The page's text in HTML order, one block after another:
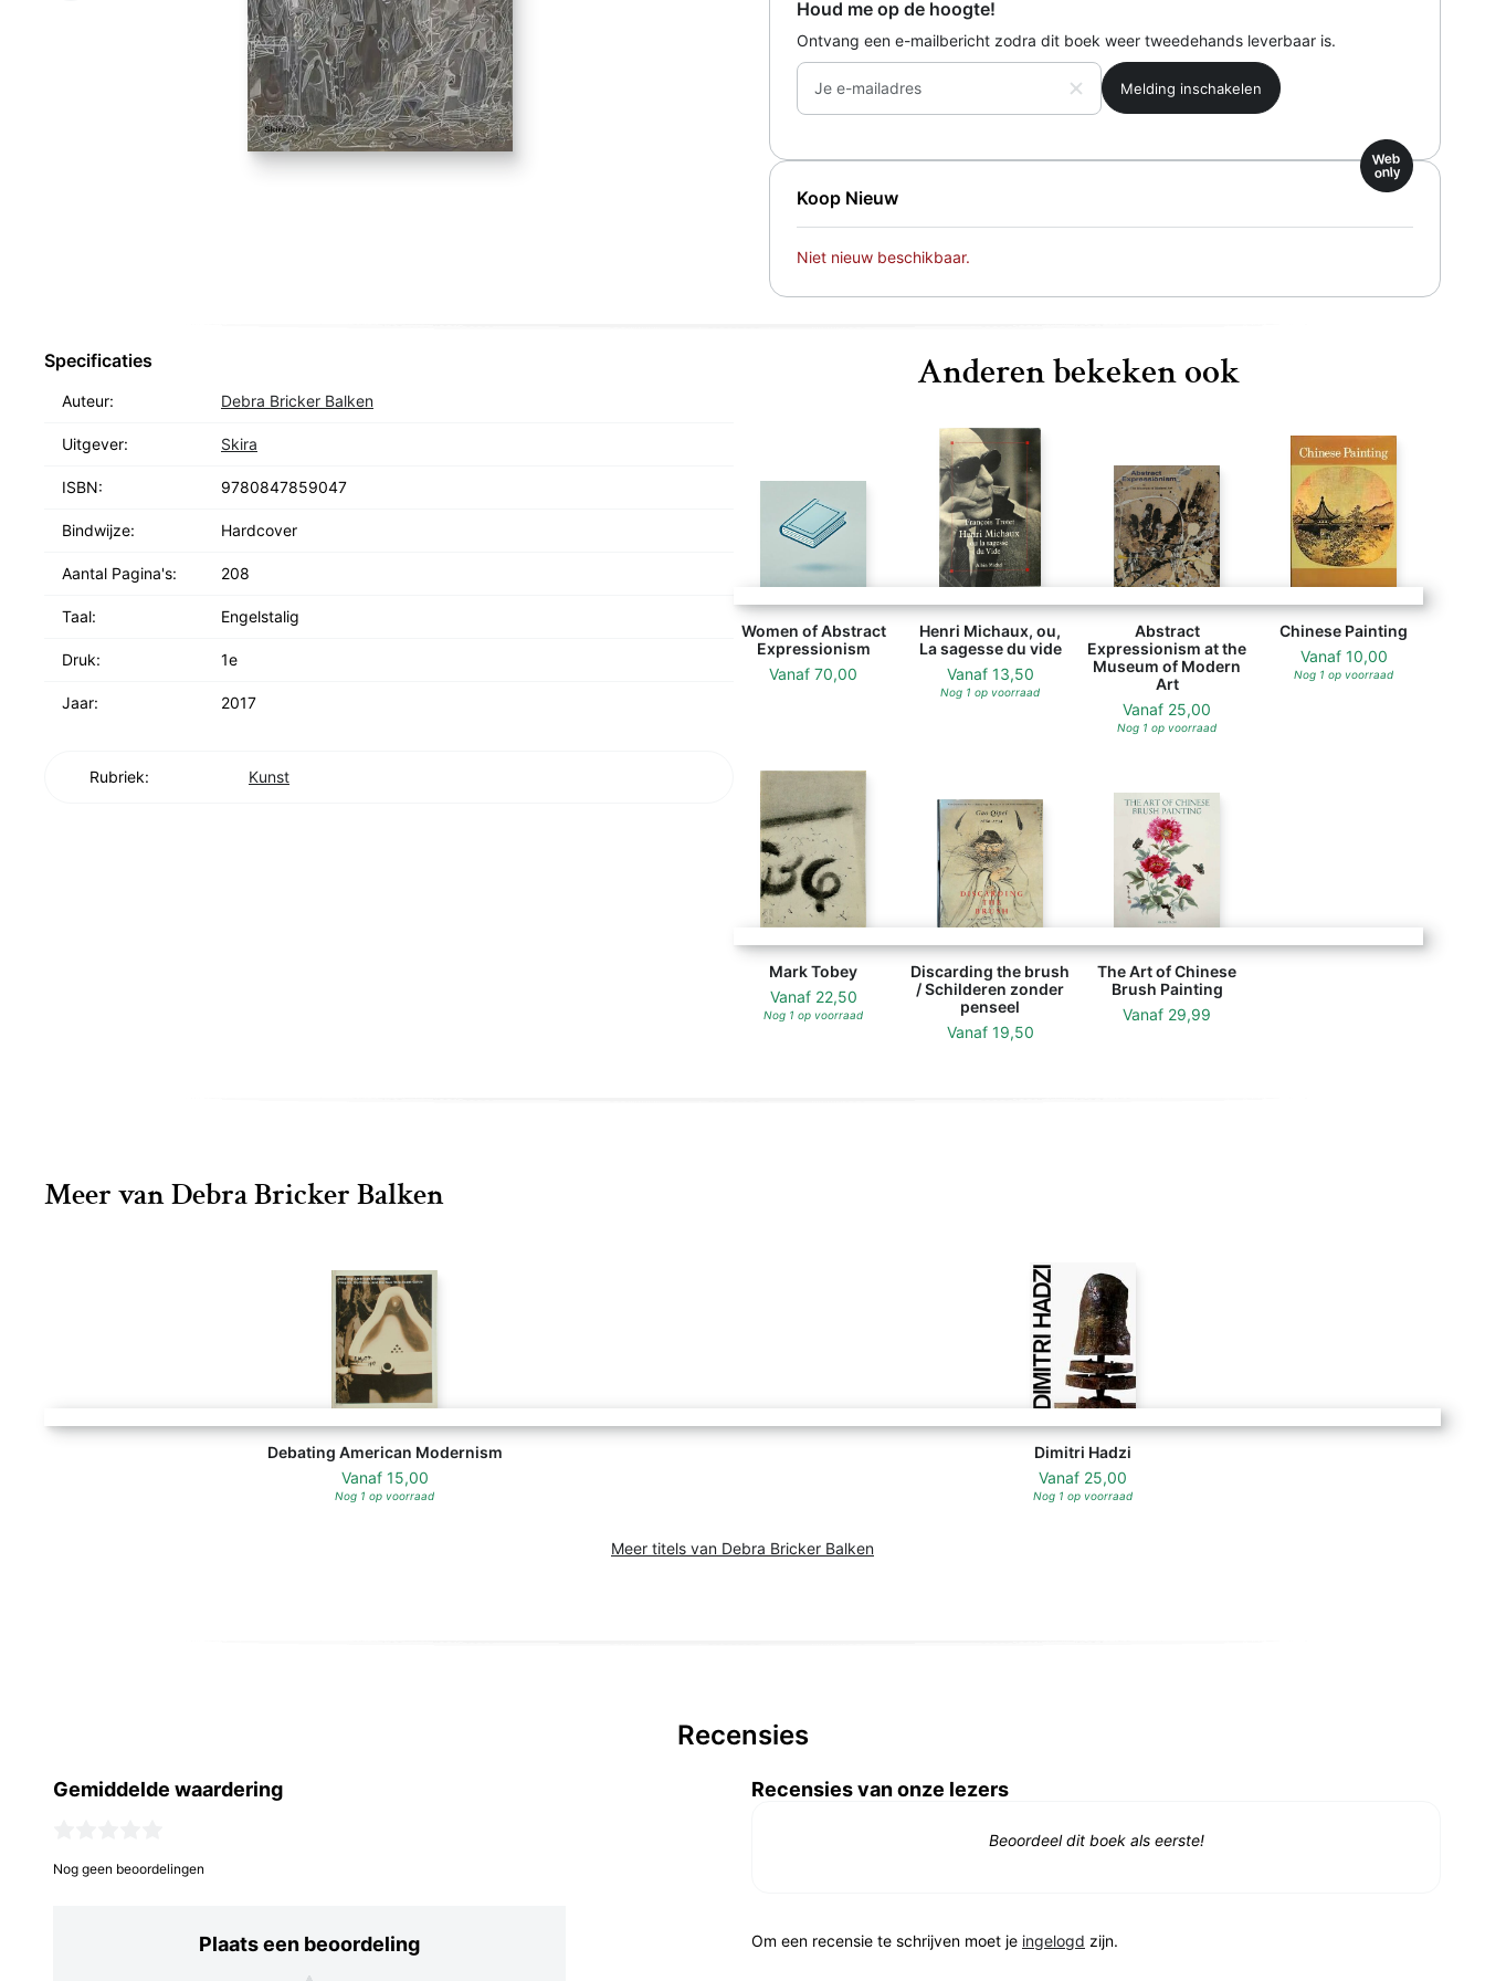
Houd me op de hoogte!
Ontvang een e-mailbericht zodra dit boek weer tweedehands leverbaar is.
Je e-mailadres
Koop Nieuw
Web
only
Niet nieuw beschikbaar.
Anderen bekeken ook
Women of Abstract
Expressionism
Vanaf 70,00
Henri Michaux, ou,
La sagesse du vide
Vanaf 13,50
Nog 1 op voorraad
Abstract
Expressionism at the
Museum of Modern
Art
Vanaf 25,00
Nog 1 op voorraad
Chinese Painting
Vanaf 10,00
Nog 1 op voorraad
Mark Tobey
Vanaf 22,50
Nog 1 op voorraad
Discarding the brush
/ Schilderen zonder
penseel
Vanaf 19,50
The Art of Chinese
Brush Painting
Vanaf 29,99
Specificaties
Auteur: Debra Bricker Balken
Uitgever: Skira
ISBN: 9780847859047
Bindwijze: Hardcover
Aantal Pagina's: 208
Taal: Engelstalig
Druk: 1e
Jaar: 2017
Rubriek: Kunst
Meer van Debra Bricker Balken
Debating American Modernism
Vanaf 15,00
Nog 1 op voorraad
Dimitri Hadzi
Vanaf 25,00
Nog 1 op voorraad
Meer titels van Debra Bricker Balken
Recensies
Gemiddelde waardering
Nog geen beoordelingen
Plaats een beoordeling
Recensies van onze lezers
Beoordeel dit boek als eerste!
Om een recensie te schrijven moet je ingelogd zijn.